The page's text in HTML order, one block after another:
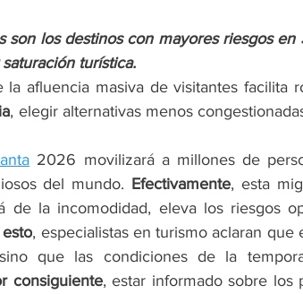
son los destinos con mayores riesgos en
turística.
afluencia masiva de visitantes facilita
, elegir alternativas menos
2026 movilizará a millones de
del mundo. Efectivamente, esta
de la incomodidad, eleva los riesgos
, especialistas en turismo aclaran que
que las condiciones de la
consiguiente, estar informado sobre los